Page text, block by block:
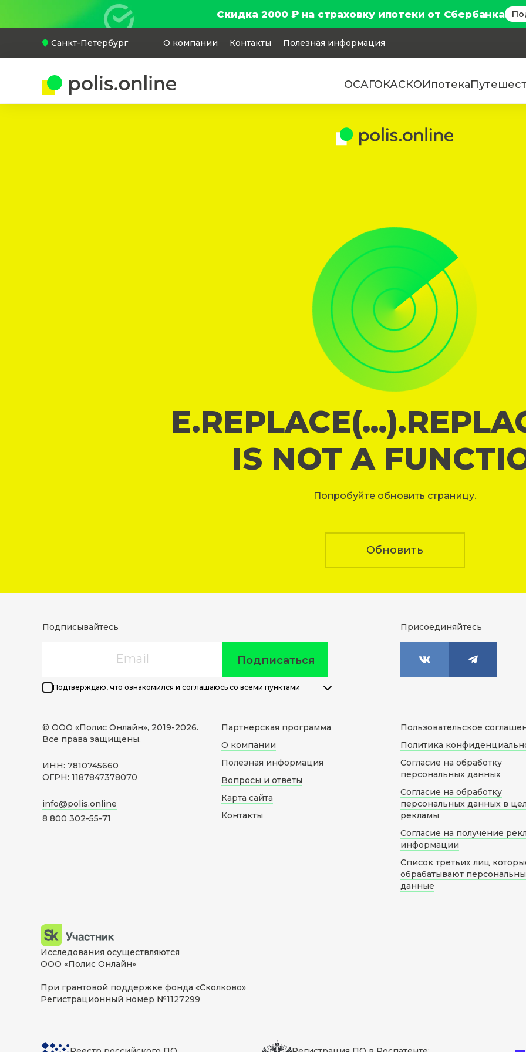
Скидка 2000 ₽ на страховку ипотеки от Сбербанка
Санкт-Петербург О компании Контакты Полезная информация
ОСАГОКАСКОИпотека
IS NOT A
Попробуйте обновить страницу.
Обновить
Подписывайтесь
Подписаться
Подтверждаю, что ознакомился и соглашаюсь со всеми пунктами
Присоединяйтесь
© ООО «Полис Онлайн», 2019-2026.
Все права защищены.
ИНН: 7810745660
ОГРН: 1187847378070
info@polis.online
8 800 302-55-71
Партнерская программа
О компании
Полезная информация
Вопросы и ответы
Карта сайта
Контакты
Пользовательское
Политика
Согласие на обработку
персональных данных
Согласие на обработку
персональных данных в
рекламы
Согласие на получение
информации
Список третьих лиц
обрабатывают
данные
Исследования осуществляются
ООО «Полис Онлайн»
При грантовой поддержке фонда «Сколково»
Регистрационный номер №1127299